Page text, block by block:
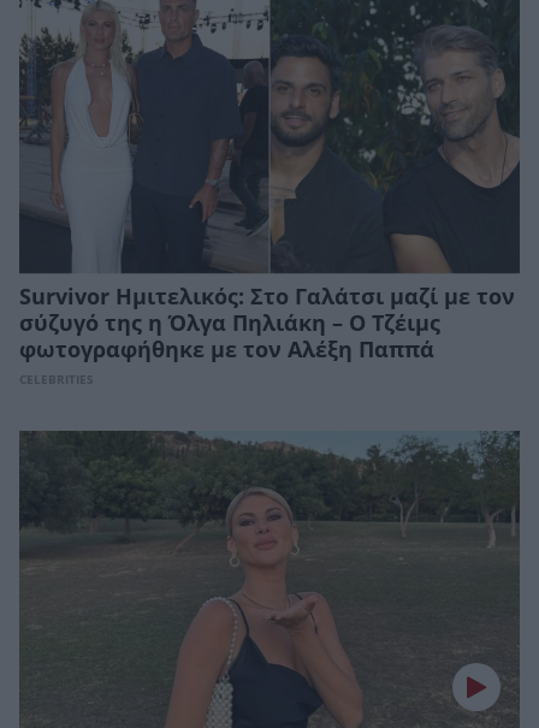
Survivor Ημιτελικός: Στο Γαλάτσι μαζί με τον
σύζυγό της η Όλγα Πηλιάκη – O Τζέιμς
φωτογραφήθηκε με τον Αλέξη Παππά
CELEBRITIES